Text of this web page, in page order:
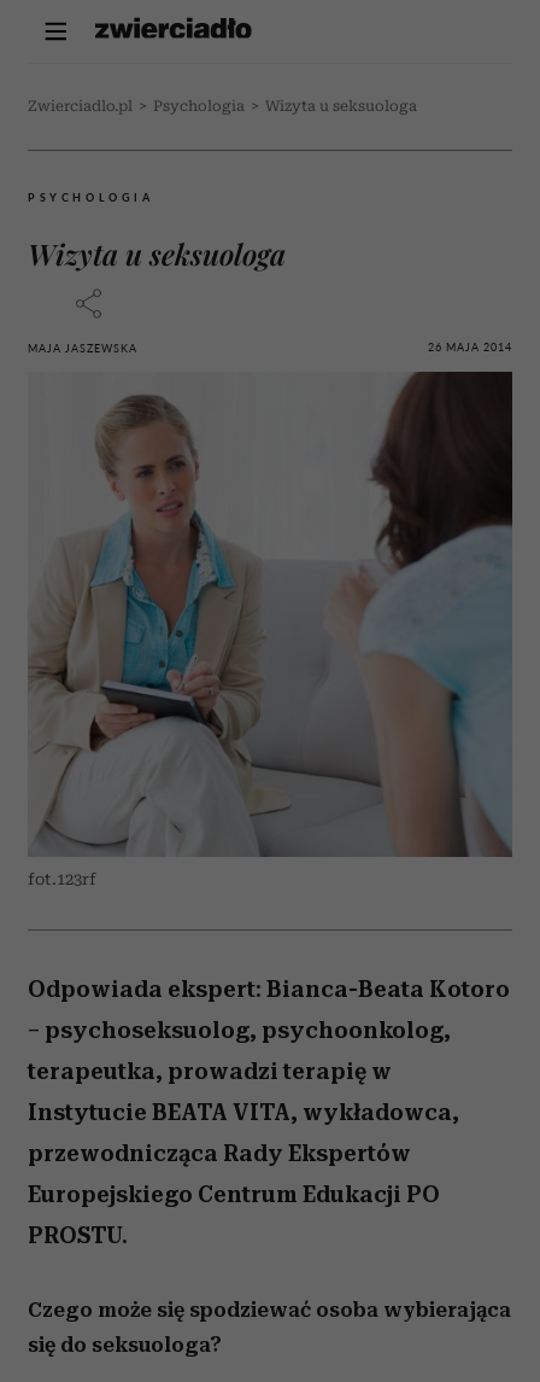
Zwierciadlo.pl > Psychologia > Wizyta u seksuologa
PSYCHOLOGIA
Wizyta u seksuologa
MAJA JASZEWSKA 26 MAJA 2014
fot.123rf
Odpowiada ekspert: Bianca-Beata Kotoro
– psychoseksuolog, psychoonkolog,
terapeutka, prowadzi terapię w
Instytucie BEATA VITA, wykładowca,
przewodnicząca Rady Ekspertów
Europejskiego Centrum Edukacji PO
PROSTU.
Czego może się spodziewać osoba wybierająca
się do seksuologa?